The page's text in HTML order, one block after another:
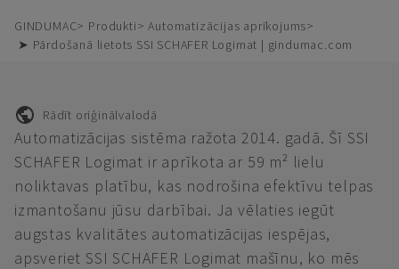
GINDUMAC Produkti
Automatizācijas aprīkojums
➤ Pārdošanā lietots SSI SCHAFER Logimat | gindumac.com
Rādīt oriģinālvalodā
Automatizācijas sistēma ražota 2014. gadā. Šī SSI
SCHAFER Logimat ir aprīkota ar 59 m² lielu
noliktavas platību, kas nodrošina efektīvu telpas
izmantošanu jūsu darbībai. Ja vēlaties iegūt
augstas kvalitātes automatizācijas iespējas,
apsveriet SSI SCHAFER Logimat mašīnu, ko mēs